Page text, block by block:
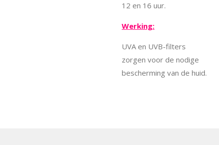
12 en 16 uur.
Werking:
UVA en UVB-filters
zorgen voor de nodige
bescherming van de huid.